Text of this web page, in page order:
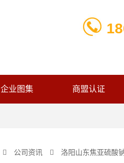
企业图集 商盟认证
公司资讯 洛阳山东焦亚硫酸钠厂